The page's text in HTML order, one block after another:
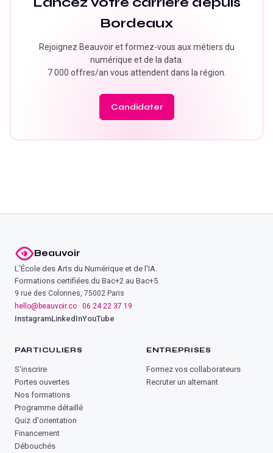
Bordeaux
Rejoignez Beauvoir et formez-vous aux métiers du
numérique et de la data.
7 000 offres/an vous attendent dans la région.
Candidater
Beauvoir
L'École des Arts du Numérique et de l'IA.
Formations certifiées du Bac+2 au Bac+5.
9 rue des Colonnes, 75002 Paris
hello@beauvoir.co · 06 24 22 37 19
InstagramLinkedInYouTube
PARTICULIERS
S'inscrire
Portes ouvertes
Nos formations
Programme détaillé
Quiz d'orientation
Financement
Débouchés
ENTREPRISES
Formez vos collaborateurs
Recruter un alternant